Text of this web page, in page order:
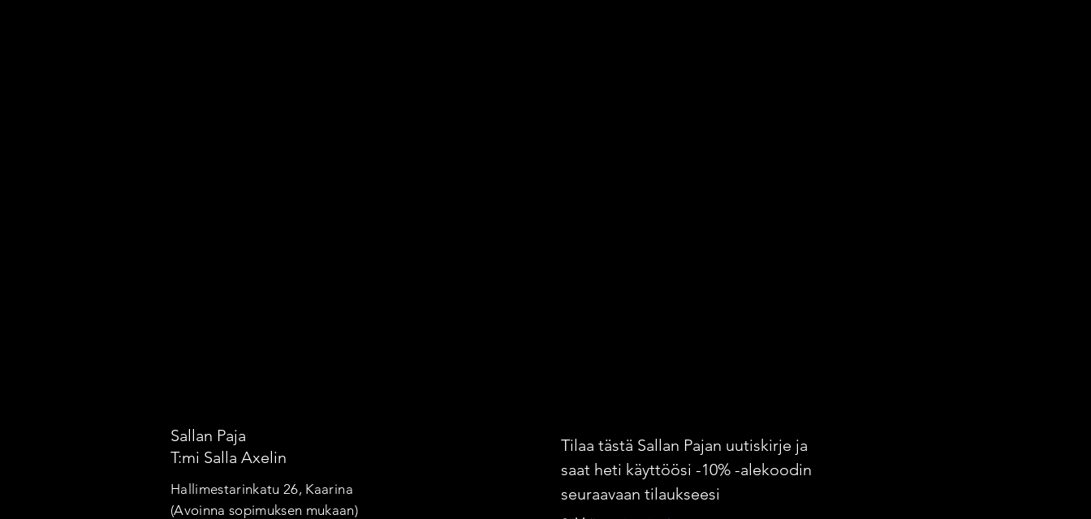
Sallan Paja
T:mi Salla Axelin
Hallimestarinkatu 26, Kaarina
(Avoinna sopimuksen mukaan)
Tilaa tästä Sallan Pajan uutiskirje ja
saat heti käyttöösi -10% -alekoodin
seuraavaan tilaukseesi